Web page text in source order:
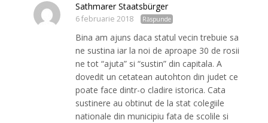
Sathmarer Staatsbürger
6 februarie 2018 Răspunde
Bina am ajuns daca statul vecin trebuie sa
ne sustina iar la noi de aproape 30 de rosii
ne tot “ajuta” si “sustin” din capitala. A
dovedit un cetatean autohton din judet ce
poate face dintr-o cladire istorica. Cata
sustinere au obtinut de la stat colegiile
nationale din municipiu fata de scolile si